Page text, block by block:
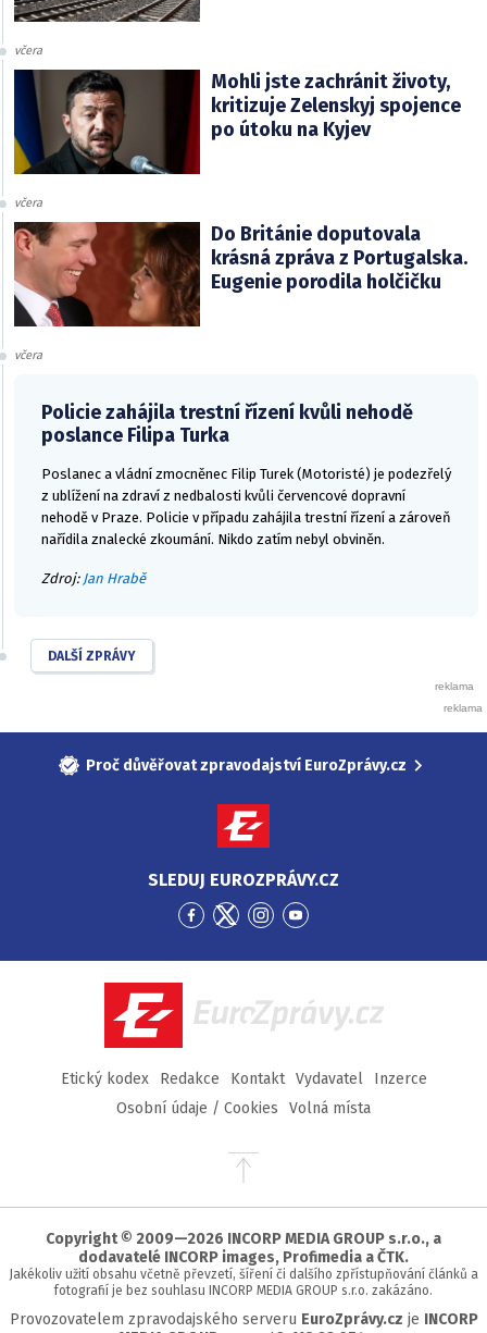
včera
Mohli jste zachránit životy,
kritizuje Zelenskyj spojence
po útoku na Kyjev
včera
Do Británie doputovala
krásná zpráva z Portugalska.
Eugenie porodila holčičku
včera
Policie zahájila trestní řízení kvůli nehodě
poslance Filipa Turka
Poslanec a vládní zmocněnec Filip Turek (Motoristé) je podezřelý
z ublížení na zdraví z nedbalosti kvůli červencové dopravní
nehodě v Praze. Policie v případu zahájila trestní řízení a zároveň
nařídila znalecké zkoumání. Nikdo zatím nebyl obviněn.
Zdroj: Jan Hrabě
DALŠÍ ZPRÁVY
Proč důvěřovat zpravodajství EuroZprávy.cz
SLEDUJ EUROZPRÁVY.CZ
Přejít
Facebook
Přejít
Twitter
Přejít
Instagram
Přejít
YouTube
EuroZprávy.cz
Etický kodex Redakce Kontakt Vydavatel
Inzerce
Osobní údaje / Cookies
Volná místa
Přejít
stránky
Copyright © 2009—2026 INCORP MEDIA GROUP s.r.o., a
dodavatelé INCORP images, Profimedia a ČTK.
Jakékoliv užití obsahu včetně převzetí, šíření či dalšího zpřístupňování článků a
fotografií je bez souhlasu INCORP MEDIA GROUP s.r.o. zakázáno.
Provozovatelem zpravodajského serveru EuroZprávy.cz je INCORP